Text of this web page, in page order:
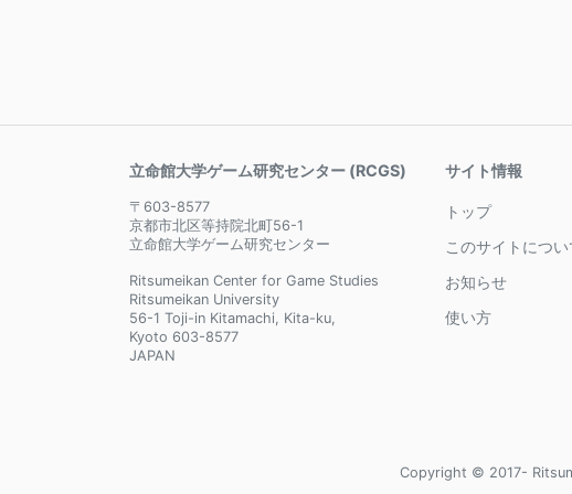
立命館大学ゲーム研究センター (RCGS)
〒603-8577
京都市北区等持院北町56-1
立命館大学ゲーム研究センター
Ritsumeikan Center for Game Studies
Ritsumeikan University
56-1 Toji-in Kitamachi, Kita-ku,
Kyoto 603-8577
JAPAN
サイト情報
トップ
このサイトについ
お知らせ
使い方
Copyright © 2017-